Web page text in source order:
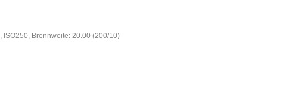
Brennweite: 20.00 (200/10)